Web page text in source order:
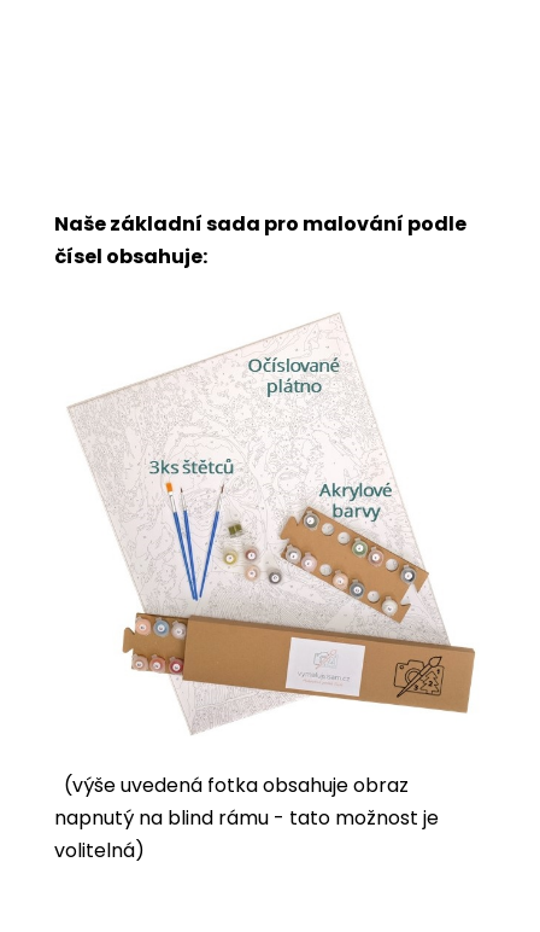
Naše základní sada pro malování podle
čísel obsahuje:
(výše uvedená fotka obsahuje obraz
napnutý na blind rámu - tato možnost je
volitelná)